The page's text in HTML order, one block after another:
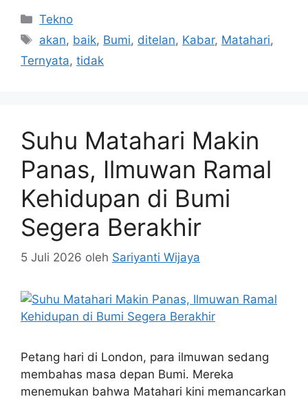
Kategori
Tekno
Tag
akan, baik, Bumi, ditelan, Kabar, Matahari,
Ternyata, tidak
Suhu Matahari Makin
Panas, Ilmuwan Ramal
Kehidupan di Bumi
Segera Berakhir
5 Juli 2026 oleh Sariyanti Wijaya
Petang hari di London, para ilmuwan sedang
membahas masa depan Bumi. Mereka
menemukan bahwa Matahari kini memancarkan